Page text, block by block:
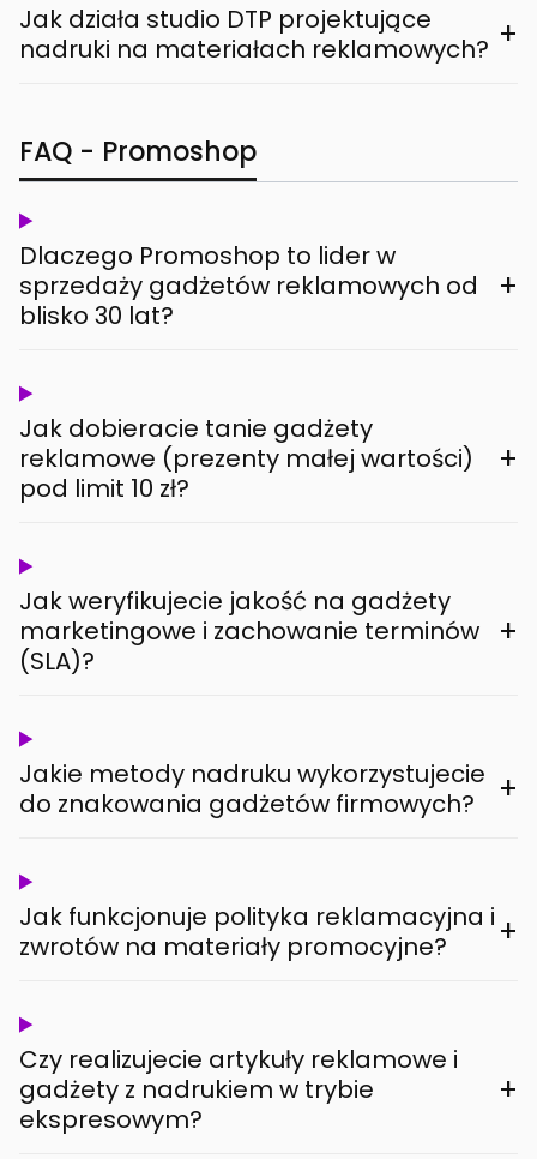
Jak działa studio DTP projektujące
nadruki na materiałach reklamowych? +
FAQ - Promoshop
Dlaczego Promoshop to lider w
sprzedaży gadżetów reklamowych od
blisko 30 lat?
+
Jak dobieracie tanie gadżety
reklamowe (prezenty małej wartości)
pod limit 10 zł?
+
Jak weryfikujecie jakość na gadżety
marketingowe i zachowanie terminów
(SLA)?
+
Jakie metody nadruku wykorzystujecie
do znakowania gadżetów firmowych?
+
Jak funkcjonuje polityka reklamacyjna i
zwrotów na materiały promocyjne?
+
Czy realizujecie artykuły reklamowe i
gadżety z nadrukiem w trybie
ekspresowym?
+